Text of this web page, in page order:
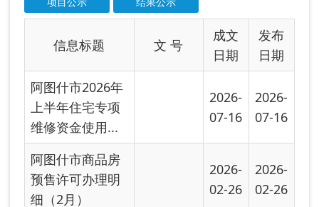
丝路幸福家—阿
产交易展示会...
11-26
2025-
11-26
阿图什市商品房
预售许可办理明
细（10月）
10-16
阿图什市商品房
预售许可办理明
细（9月）
2025-
09-26
阿图什市2025年
2025-